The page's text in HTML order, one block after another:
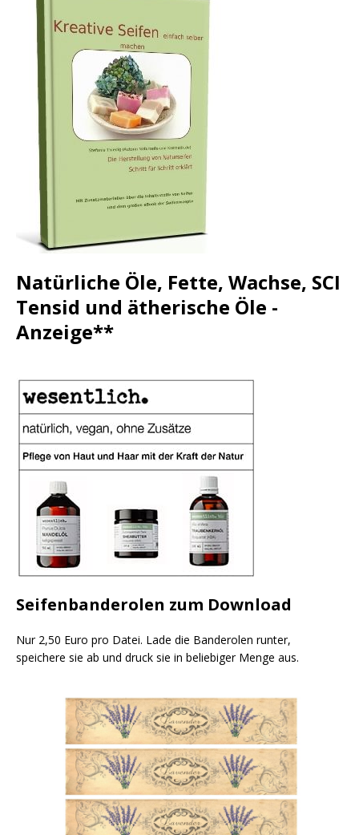
Natürliche Öle, Fette, Wachse, SCI
Tensid und ätherische Öle -
Anzeige**
Seifenbanderolen zum Download
Nur 2,50 Euro pro Datei. Lade die Banderolen runter,
speichere sie ab und druck sie in beliebiger Menge aus.